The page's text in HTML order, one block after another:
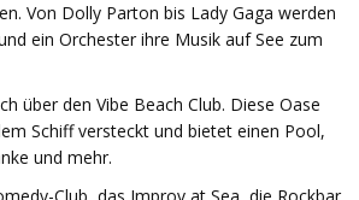
Von Dolly Parton bis Lady Gaga werden
ein Orchester ihre Musik auf See zum
über den Vibe Beach Club. Diese Oase
Schiff versteckt und bietet einen Pool,
und mehr.